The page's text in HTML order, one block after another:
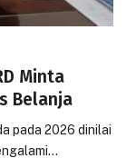
Minta
Belanja
pada 2026 dinilai